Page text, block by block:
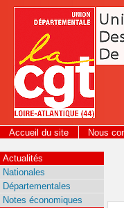
Panneau de gestion des
Accueil du site Nous
2026
Actualités
Nationales
Départementales
Notes économiques